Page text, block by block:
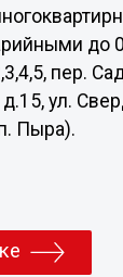
до
пер.
ул.
Пыра).